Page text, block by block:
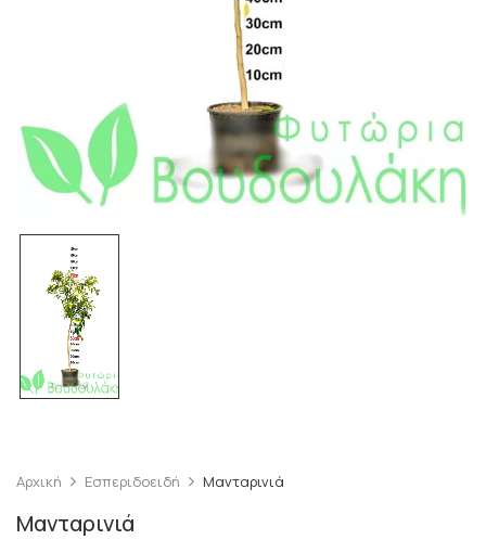
Αρχική Εσπεριδοειδή Μανταρινιά
Μανταρινιά